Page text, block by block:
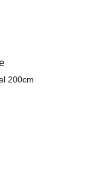
200cm